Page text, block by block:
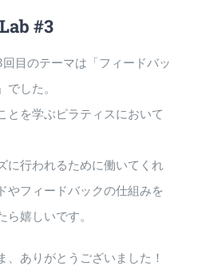
#3
目のテーマは「フィードバッ
した。
とを学ぶピラティスにおいて
に行われるために働いてくれ
やフィードバックの仕組みを
嬉しいです。
、ありがとうございました！